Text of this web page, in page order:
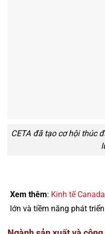
CETA đã tạo cơ hội thúc
Xem thêm: Kinh tế
lớn và tiềm năng phát triển